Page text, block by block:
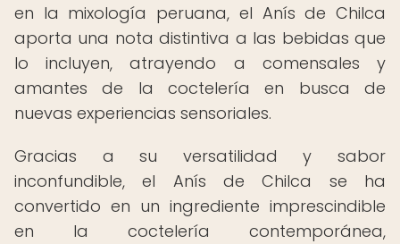
en la mixología peruana, el Anís de Chilca
aporta una nota distintiva a las bebidas que
lo incluyen, atrayendo a comensales y
amantes de la coctelería en busca de
nuevas experiencias sensoriales.
Gracias a su versatilidad y sabor
inconfundible, el Anís de Chilca se ha
convertido en un ingrediente imprescindible
en la coctelería contemporánea,